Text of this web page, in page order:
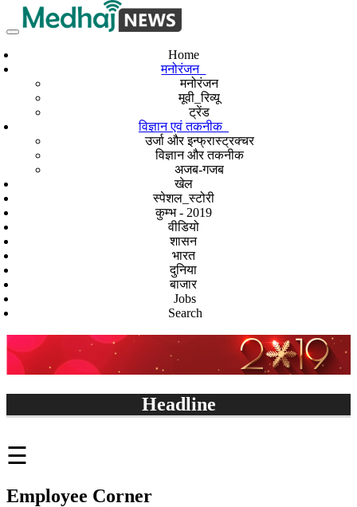
Home
मनोरंजन
मनोरंजन
मूवी_रिव्यू
ट्रेंड
विज्ञान एवं तकनीक
उर्जा और इन्फ्रास्ट्रक्चर
विज्ञान और तकनीक
अजब-गजब
खेल
स्पेशल_स्टोरी
कुम्भ - 2019
वीडियो
शासन
भारत
दुनिया
बाजार
Jobs
Search
Headline
सीबीआई कोर्ट में फैसले के चलते आज पंजाब और हरियाणा में अलर्ट
☰
Employee Corner